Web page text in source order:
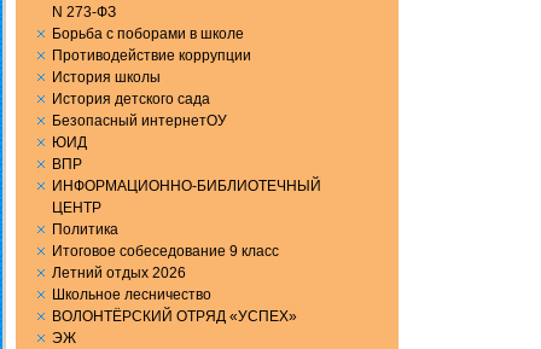
N 273-ФЗ
Борьба с поборами в школе
Противодействие коррупции
История школы
История детского сада
Безопасный интернетОУ
ЮИД
ВПР
ИНФОРМАЦИОННО-БИБЛИОТЕЧНЫЙ
ЦЕНТР
Политика
Итоговое собеседование 9 класс
Летний отдых 2026
Школьное лесничество
ВОЛОНТЁРСКИЙ ОТРЯД «УСПЕХ»
ЭЖ